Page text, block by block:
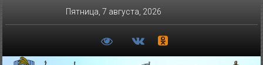
Пятница, 7 августа, 2026